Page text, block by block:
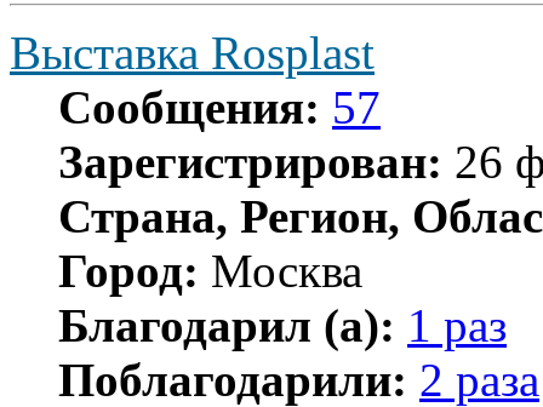
Выставка Rosplast
Сообщения: 57
Зарегистрирован: 26
Страна, Регион,
Город: Москва
Благодарил (а): 1 раз
Поблагодарили: 2 раза